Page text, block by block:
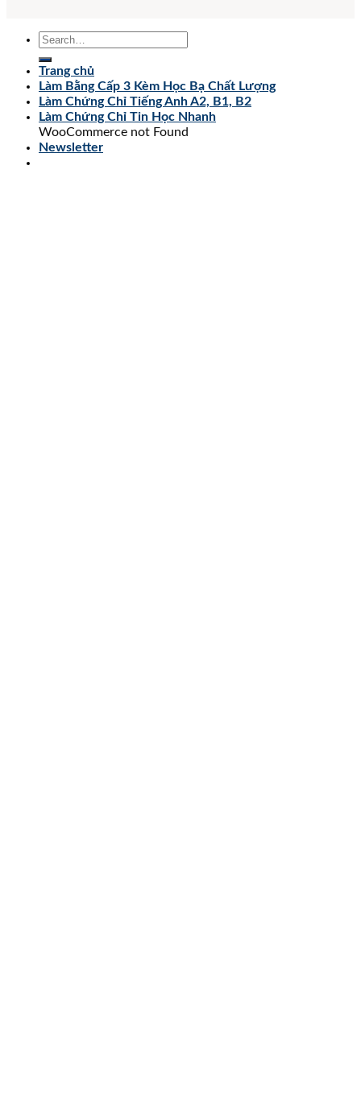
Trang chủ
Làm Bằng Cấp 3 Kèm Học Bạ Chất Lượng
Làm Chứng Chỉ Tiếng Anh A2, B1, B2
Làm Chứng Chỉ Tin Học Nhanh
WooCommerce not Found
Newsletter